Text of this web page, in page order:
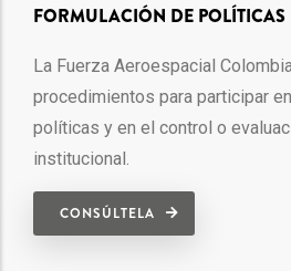
FORMULACIÓN DE POLÍTICAS
La Fuerza Aeroespacial
procedimientos para participar
políticas y en el control o
institucional.
CONSÚLTELA